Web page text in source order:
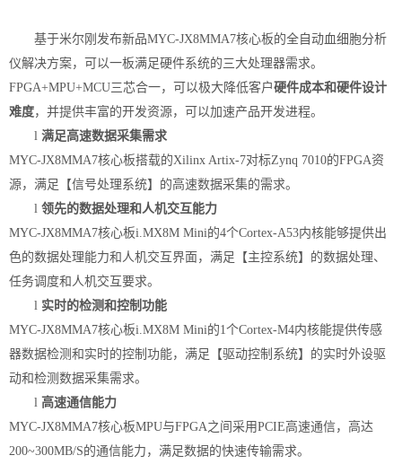
基于米尔刚发布新品MYC-JX8MMA7核心板的全自动血细胞分析
仪解决方案，可以一板满足硬件系统的三大处理器需求。
FPGA+MPU+MCU三芯合一，
可以极大降低客户硬件成本和硬件设计
难度，并提供丰富的开发资源，可以加速产品开发进程。
l 满足高速数据采集需求
MYC-JX8MMA7核心板搭载的Xilinx Artix-7对标Zynq 7010的FPGA资
源，满足 【信号处理系统】 的高速数据采集的需求。
l 领先的数据处理和人机交互能力
MYC-JX8MMA7核心板i.MX8M Mini的4个Cortex-A53内核能够提供出
色的数据处理能力和人机交互界面 ，满足 【主控系统】 的数据处理、
任务调度和人机交互 要求。
l 实时的检测和控制功能
MYC-JX8MMA7核心板i.MX8M Mini的1个Cortex-M4内核能提供传感
器数据检测和实时的控制功能，满足 【驱动控制系统】 的实时外设驱
动和检测数据采集需求。
l 高速通信能力
MYC-JX8MMA7核心板MPU与FPGA之间采用PCIE高速通信，高达
200~300MB/S的通信能力，满足数据的快速传输需求。